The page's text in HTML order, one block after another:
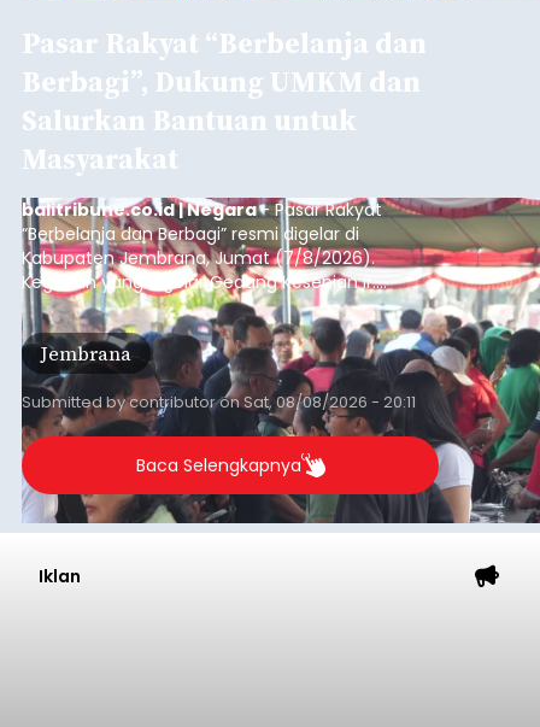
Pasar Rakyat “Berbelanja dan
Berbagi”, Dukung UMKM dan
Salurkan Bantuan untuk
Masyarakat
balitribune.co.id | Negara- Pasar Rakyat
“Berbelanja dan Berbagi” resmi digelar di
Kabupaten Jembrana, Jumat (7/8/2026).
Kegiatan yang digelar Gedung Kesenian Ir.
Soekarno ini memadukan pemberdayaan
ekonomi masyarakat dengan aksi sosial tersebut
mendapat antusiasme tinggi dan mencatat nilai
transaksi mencapai Rp672.733.200.
Jembrana
Submitted bycontributoronSat, 08/08/2026 - 20:11
Baca Selengkapnya
Iklan